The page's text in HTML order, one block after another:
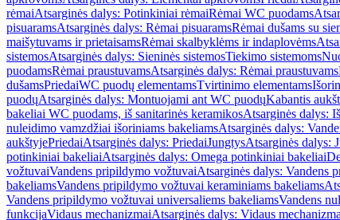
rėmaiAtsarginės dalys: Potinkiniai rėmaiRėmai WC puodams
pisuaramsAtsarginės dalys: Rėmai pisuaramsRėmai dušams su
maišytuvams ir prietaisamsRėmai skalbyklėms ir indaplovėms
sistemosAtsarginės dalys: Sieninės sistemosTiekimo sistemoms
puodamsRėmai praustuvamsAtsarginės dalys: Rėmai praustuvams
dušamsPriedaiWC puodų elementamsTvirtinimo elementams
puodųAtsarginės dalys: Montuojami ant WC puodųKabantis
bakeliai WC puodams, iš sanitarinės keramikosAtsarginės dalys:
nuleidimo vamzdžiai išoriniams bakeliamsAtsarginės dalys:
aukštyjePriedaiAtsarginės dalys: PriedaiJungtysAtsarginės dalys:
potinkiniai bakeliaiAtsarginės dalys: Omega potinkiniai bakeliai
vožtuvaiVandens pripildymo vožtuvaiAtsarginės dalys: Vandens
bakeliamsVandens pripildymo vožtuvai keraminiams bakeliams
Vandens pripildymo vožtuvai universaliems bakeliamsVandens
funkcijaVidaus mechanizmaiAtsarginės dalys: Vidaus